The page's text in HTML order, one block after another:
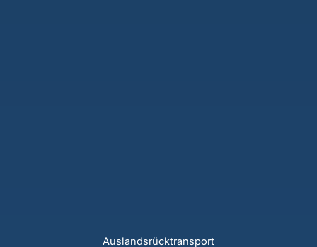
Auslandsrücktransport